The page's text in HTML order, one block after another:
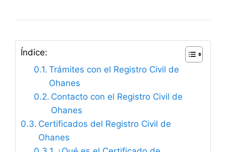
Índice:
Trámites con el Registro Civil de
Ohanes
Contacto con el Registro Civil de
Ohanes
Certificados del Registro Civil de
Ohanes